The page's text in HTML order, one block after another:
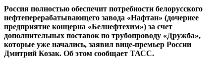
Россия полностью обеспечит потребности белорусского
нефтеперерабатывающего завода «Нафтан» (дочернее
предприятие концерна «Белнефтехим») за счет
дополнительных поставок по трубопроводу «Дружба»,
которые уже начались, заявил вице-премьер России
Дмитрий Козак. Об этом сообщает ТАСС.